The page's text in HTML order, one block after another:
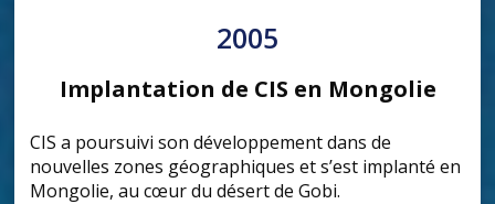
2005
Implantation de CIS en Mongolie
CIS a poursuivi son développement dans de
nouvelles zones géographiques et s’est implanté en
Mongolie, au cœur du désert de Gobi.